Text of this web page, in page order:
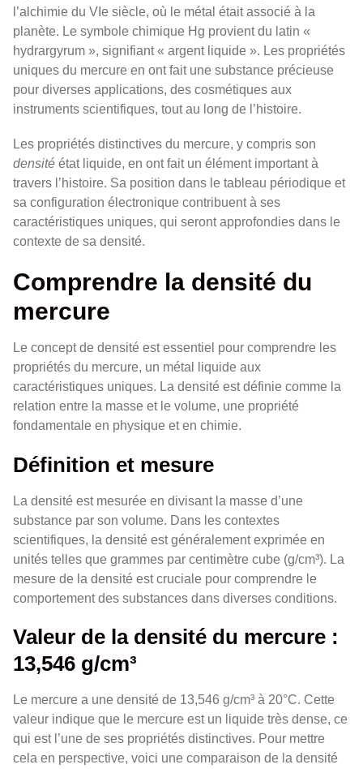
l’alchimie du VIe siècle, où le métal était associé à la
planète. Le symbole chimique Hg provient du latin «
hydrargyrum », signifiant « argent liquide ». Les propriétés
uniques du mercure en ont fait une substance précieuse
pour diverses applications, des cosmétiques aux
instruments scientifiques, tout au long de l’histoire.
Les propriétés distinctives du mercure, y compris son
densité état liquide, en ont fait un élément important à
travers l’histoire. Sa position dans le tableau périodique et
sa configuration électronique contribuent à ses
caractéristiques uniques, qui seront approfondies dans le
contexte de sa densité.
Comprendre la densité du
mercure
Le concept de densité est essentiel pour comprendre les
propriétés du mercure, un métal liquide aux
caractéristiques uniques. La densité est définie comme la
relation entre la masse et le volume, une propriété
fondamentale en physique et en chimie.
Définition et mesure
La densité est mesurée en divisant la masse d’une
substance par son volume. Dans les contextes
scientifiques, la densité est généralement exprimée en
unités telles que grammes par centimètre cube (g/cm³). La
mesure de la densité est cruciale pour comprendre le
comportement des substances dans diverses conditions.
Valeur de la densité du mercure :
13,546 g/cm³
Le mercure a une densité de 13,546 g/cm³ à 20°C. Cette
valeur indique que le mercure est un liquide très dense, ce
qui est l’une de ses propriétés distinctives. Pour mettre
cela en perspective, voici une comparaison de la densité